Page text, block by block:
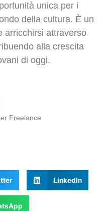
unica per i
della cultura. È un
arricchirsi attraverso
alla crescita
di oggi.
Freelance
LinkedIn